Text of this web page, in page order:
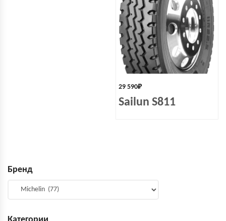
29 590₽
Sailun S811
Бренд